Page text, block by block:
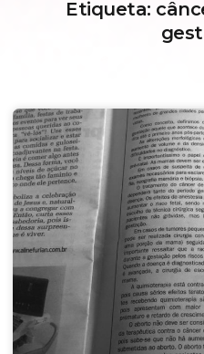
Etiqueta: